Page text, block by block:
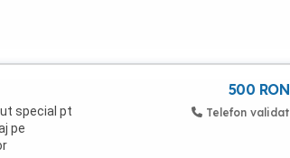
special pt
pe
500 RON
Telefon validat